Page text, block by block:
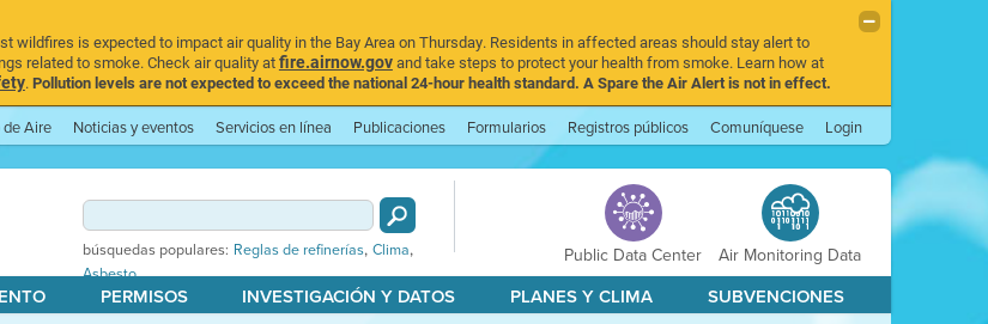
wildfires is expected to impact air quality in the Bay Area on Thursday. Residents in affected areas should stay alert to
related to smoke. Check air quality atfire.airnow.govand take steps to protect your health from smoke. Learn how at
.Pollution levels are not expected to exceed the national 24-hour health standard. A Spare the Air Alert is not in effect.
Aire Noticias y eventos Servicios en línea Publicaciones Formularios Registros públicos Comuníquese Login
búsquedas populares: Reglas de refinerías, Clima,
Asbesto
Public Data Center
Air Monitoring Data
PERMISOS INVESTIGACIÓN Y DATOS PLANES Y CLIMA SUBVENCIONES